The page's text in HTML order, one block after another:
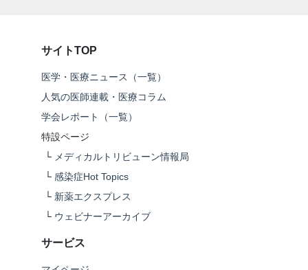
サイトTOP
医学・医療ニュース（一覧）
人気の医師連載・医療コラム
学会レポート（一覧）
特設ページ
└ メディカルトリビューン情報局
└ 感染症Hot Topics
└ 新薬エクスプレス
└ ウェビナーアーカイブ
サービス